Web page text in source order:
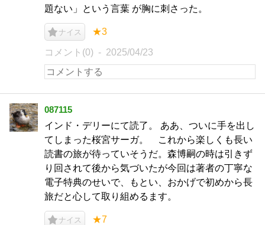
題ない」という言葉 が胸に刺さった。
ナイス ★3
コメント(0) 2025/04/23
087115
インド・デリーにて読了。 ああ、ついに手を出し
てしまった桜宮サーガ。 これから楽しくも長い
読書の旅が待っていそうだ。森博嗣の時は引きず
り回されて後から気づいたが今回は著者の丁寧な
電子特典のせいで、もとい、おかげで初めから長
旅だと心して取り組めるます。
ナイス ★7